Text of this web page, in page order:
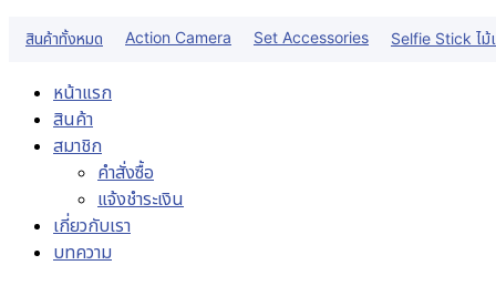
สินค้าทั้งหมด Action Camera Set Accessories Selfie Stick ไม้
หน้าแรก
สินค้า
สมาชิก
คำสั่งซื้อ
แจ้งชำระเงิน
เกี่ยวกับเรา
บทความ